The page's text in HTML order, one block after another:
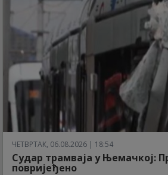
ЧЕТВРТАК, 06.08.2026 | 18:54
Судар трамваја у Њемачкој:
повријеђено